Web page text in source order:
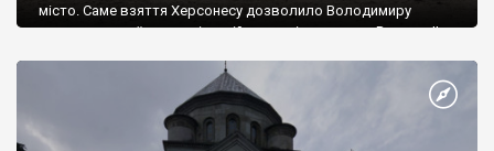
місто. Саме взяття Херсонесу дозволило Володимиру
диктувати свої умови візантійському імператору Василю ІІ, та
Херсонесі Володимир-язичник, став Василем-християнином.
А потім було Хрещення Русі. На честь Херсонесу Таврійського